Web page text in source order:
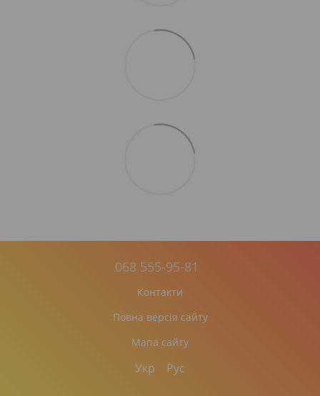
068 555-95-81
Контакти
Повна версія сайту
Мапа сайту
Укр Рус